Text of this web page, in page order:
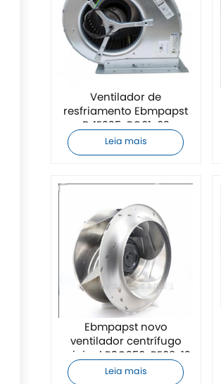
Ventilador de
resfriamento Ebmpapst
D4E225-BC01-02
Leia mais
Ebmpapst novo
ventilador centrífugo
original R3G250-RE09-12
Leia mais